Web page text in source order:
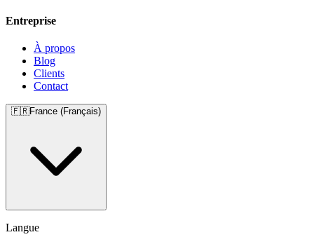
Entreprise
À propos
Blog
Clients
Contact
🇫🇷France (Français)
Langue